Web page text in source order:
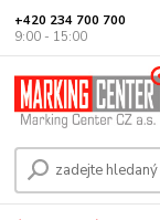
+420 234 700 700
9:00 - 15:00